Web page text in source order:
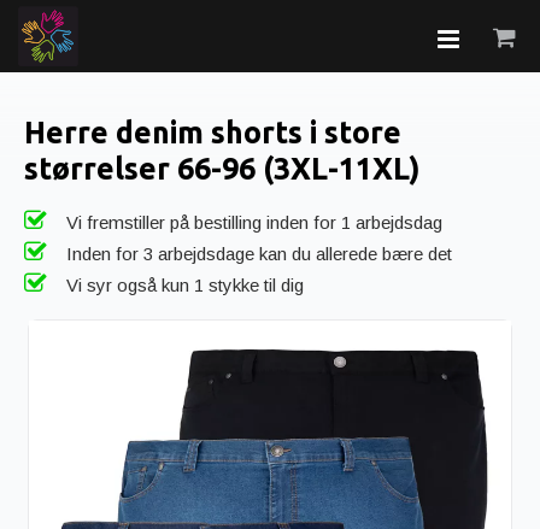
Herre denim shorts i store
størrelser 66-96 (3XL-11XL)
Vi fremstiller på bestilling inden for 1 arbejdsdag
Inden for 3 arbejdsdage kan du allerede bære det
Vi syr også kun 1 stykke til dig